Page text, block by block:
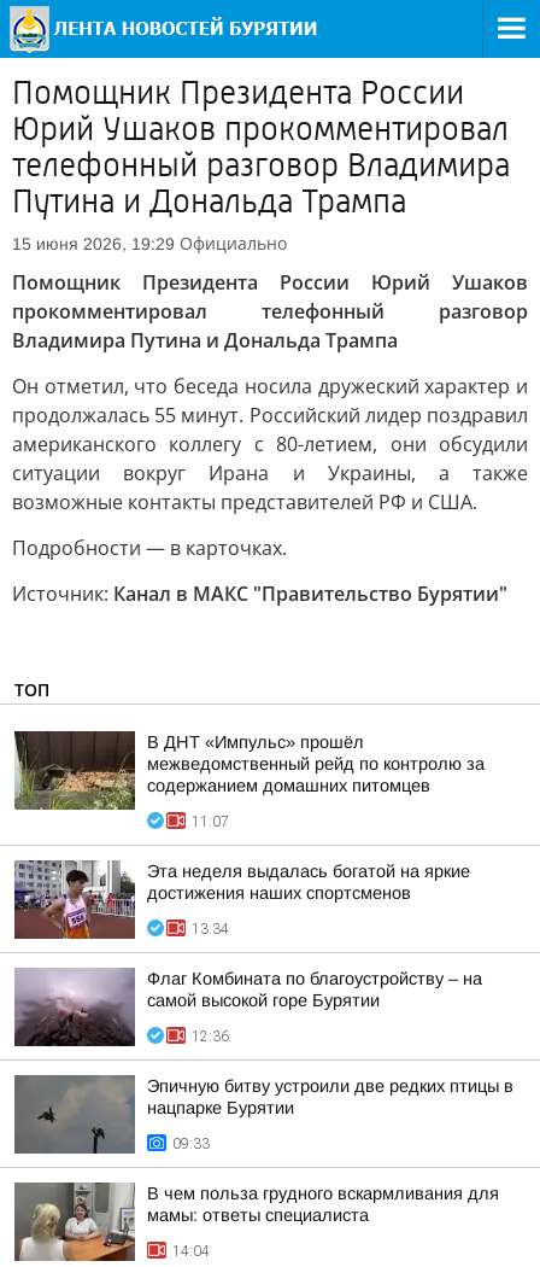
Помощник Президента России
Юрий Ушаков прокомментировал
телефонный разговор Владимира
Путина и Дональда Трампа
15 июня 2026, 19:29 Официально
Помощник Президента России Юрий Ушаков
прокомментировал телефонный разговор
Владимира Путина и Дональда Трампа
Он отметил, что беседа носила дружеский характер и
продолжалась 55 минут. Российский лидер поздравил
американского коллегу с 80-летием, они обсудили
ситуации вокруг Ирана и Украины, а также
возможные контакты представителей РФ и США.
Подробности — в карточках.
Источник: Канал в МАКС "Правительство Бурятии"
ТОП
В ДНТ «Импульс» прошёл
межведомственный рейд по контролю за
содержанием домашних питомцев
11:07
Эта неделя выдалась богатой на яркие
достижения наших спортсменов
13:34
Флаг Комбината по благоустройству – на
самой высокой горе Бурятии
12:36
Эпичную битву устроили две редких птицы в
нацпарке Бурятии
09:33
В чем польза грудного вскармливания для
мамы: ответы специалиста
14:04